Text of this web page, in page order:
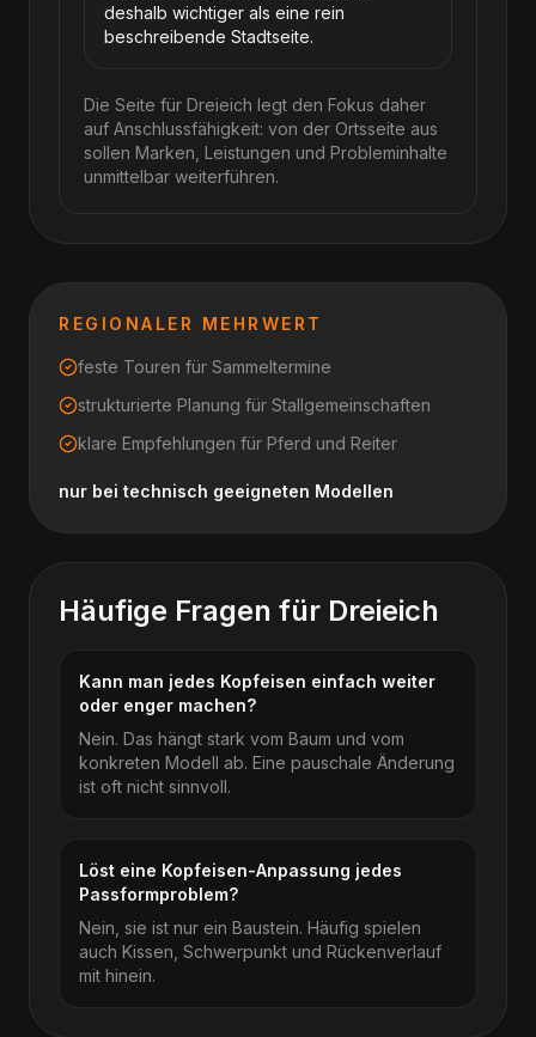
deshalb wichtiger als eine rein
beschreibende Stadtseite.
Die Seite für Dreieich legt den Fokus daher
auf Anschlussfähigkeit: von der Ortsseite aus
sollen Marken, Leistungen und Probleminhalte
unmittelbar weiterführen.
REGIONALER MEHRWERT
feste Touren für Sammeltermine
strukturierte Planung für Stallgemeinschaften
klare Empfehlungen für Pferd und Reiter
nur bei technisch geeigneten Modellen
Häufige Fragen für Dreieich
Kann man jedes Kopfeisen einfach weiter
oder enger machen?
Nein. Das hängt stark vom Baum und vom
konkreten Modell ab. Eine pauschale Änderung
ist oft nicht sinnvoll.
Löst eine Kopfeisen-Anpassung jedes
Passformproblem?
Nein, sie ist nur ein Baustein. Häufig spielen
auch Kissen, Schwerpunkt und Rückenverlauf
mit hinein.